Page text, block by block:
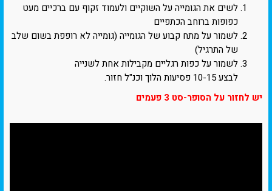
לשים את הגומייה על השוקיים ולעמוד זקוף עם ברכיים מעט
כפופות ברוחב הכתפיים
לשמור על מתח קבוע של הגומייה (גומייה לא רופפת בשום שלב
של התרגיל)
לשמור על כפות רגליים מקבילות אחת לשנייה
לבצע 10-15 פסיעות הלוך וכנ"ל חזור.
יש לחזור על הסופר-סט 3 פעמים